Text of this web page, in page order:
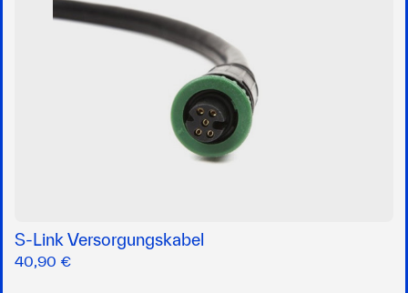
S-Link Versorgungskabel
40,90 €